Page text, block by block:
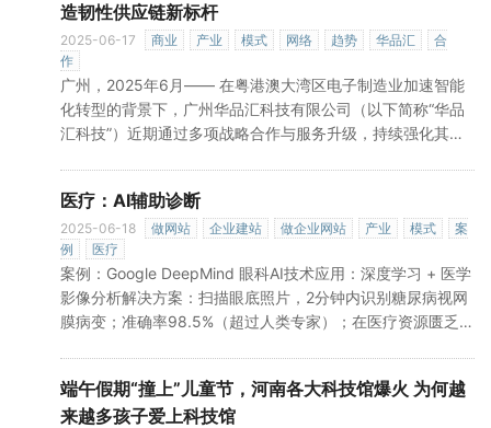
造韧性供应链新标杆
2025-06-17 商业 产业 模式 网络 趋势 华品汇
合
作
广州，2025年6月—— 在粤港澳大湾区电子制造业加速智能
化转型的背景下，广州华品汇科技有限公司（以下简称“华品
汇科技”）近期通过多项战略合作与服务升级，持续强化其在
展：签约多家国产芯片原厂，推动本土化替代面对全球半导体
供应链不确定性加剧，华品汇科技积极拥抱“国产替代”浪潮。
今年3月，公司宣布与3家国内头部电源管理芯片及MCU设计
企业达成授权代理合作，新增超50条国产元器件产品线。此
举不仅丰
»
医疗：AI辅助诊断
2025-06-18 做网站 企业建站 做企业网站 产业 模式
案
例
医疗
案例：Google DeepMind 眼科AI技术应用：深度学习 + 医学
影像分析解决方案：扫描眼底照片，2分钟内识别糖尿病视网
膜病变；准确率98.5%（超过人类专家）；在医疗资源匮乏地
端午假期“撞上”儿童节，河南各大科技馆爆火 为何越
来越多孩子爱上科技馆